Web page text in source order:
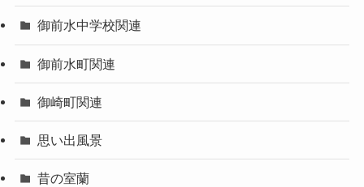
御前水中学校関連
御前水町関連
御崎町関連
思い出風景
昔の室蘭